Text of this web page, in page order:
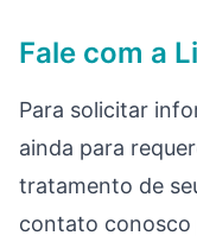
Fale com a
Para solicitar
ainda para
tratamento de
contato conosco